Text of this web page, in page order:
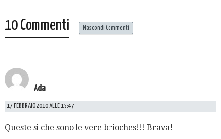
10 Commenti Nascondi Commenti
Ada
17 FEBBRAIO 2010 ALLE 15:47
Queste si che sono le vere brioches!!! Brava!